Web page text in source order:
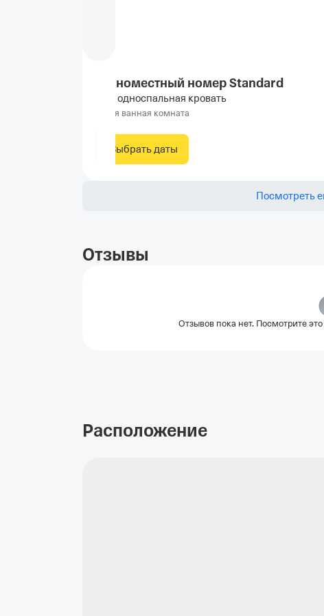
Одноместный номер Standard
1 односпальная кровать
Своя ванная комната
Выбрать даты
Посмотреть
Отзывы
Отзывов пока нет. Посмотрите
Расположение